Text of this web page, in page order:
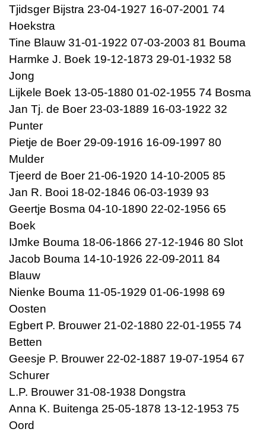
Tjidsger Bijstra 23-04-1927 16-07-2001 74
Hoekstra
Tine Blauw 31-01-1922 07-03-2003 81 Bouma
Harmke J. Boek 19-12-1873 29-01-1932 58
Jong
Lijkele Boek 13-05-1880 01-02-1955 74 Bosma
Jan Tj. de Boer 23-03-1889 16-03-1922 32
Punter
Pietje de Boer 29-09-1916 16-09-1997 80
Mulder
Tjeerd de Boer 21-06-1920 14-10-2005 85
Jan R. Booi 18-02-1846 06-03-1939 93
Geertje Bosma 04-10-1890 22-02-1956 65
Boek
IJmke Bouma 18-06-1866 27-12-1946 80 Slot
Jacob Bouma 14-10-1926 22-09-2011 84
Blauw
Nienke Bouma 11-05-1929 01-06-1998 69
Oosten
Egbert P. Brouwer 21-02-1880 22-01-1955 74
Betten
Geesje P. Brouwer 22-02-1887 19-07-1954 67
Schurer
L.P. Brouwer 31-08-1938 Dongstra
Anna K. Buitenga 25-05-1878 13-12-1953 75
Oord